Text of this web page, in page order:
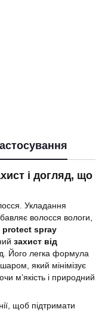
і догляд, що
Укладання
волосся вологи,
protect spray
захист від
Його легка формула
який мінімізує
м’якість і природний
щоб підтримати